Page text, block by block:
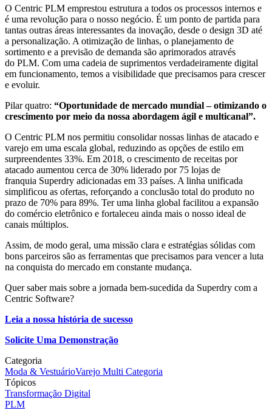
O Centric PLM emprestou estrutura a todos os processos internos e
é uma revolução para o nosso negócio. É um ponto de partida para
tantas outras áreas interessantes da inovação, desde o design 3D até
a personalização. A otimização de linhas, o planejamento de
sortimento e a previsão de demanda são aprimorados através
do PLM. Com uma cadeia de suprimentos verdadeiramente digital
em funcionamento, temos a visibilidade que precisamos para crescer
e evoluir.
Pilar quatro: “Oportunidade de mercado mundial – otimizando o
crescimento por meio da nossa abordagem ágil e multicanal”.
O Centric PLM nos permitiu consolidar nossas linhas de atacado e
varejo em uma escala global, reduzindo as opções de estilo em
surpreendentes 33%. Em 2018, o crescimento de receitas por
atacado aumentou cerca de 30% liderado por 75 lojas de
franquia Superdry adicionadas em 33 países. A linha unificada
simplificou as ofertas, reforçando a conclusão total do produto no
prazo de 70% para 89%. Ter uma linha global facilitou a expansão
do comércio eletrônico e fortaleceu ainda mais o nosso ideal de
canais múltiplos.
Assim, de modo geral, uma missão clara e estratégias sólidas com
bons parceiros são as ferramentas que precisamos para vencer a luta
na conquista do mercado em constante mudança.
Quer saber mais sobre a jornada bem-sucedida da Superdry com a
Centric Software?
Leia a nossa história de sucesso
Solicite Uma Demonstração
Categoria
Moda & VestuárioVarejo Multi Categoria
Tópicos
Transformação Digital
PLM